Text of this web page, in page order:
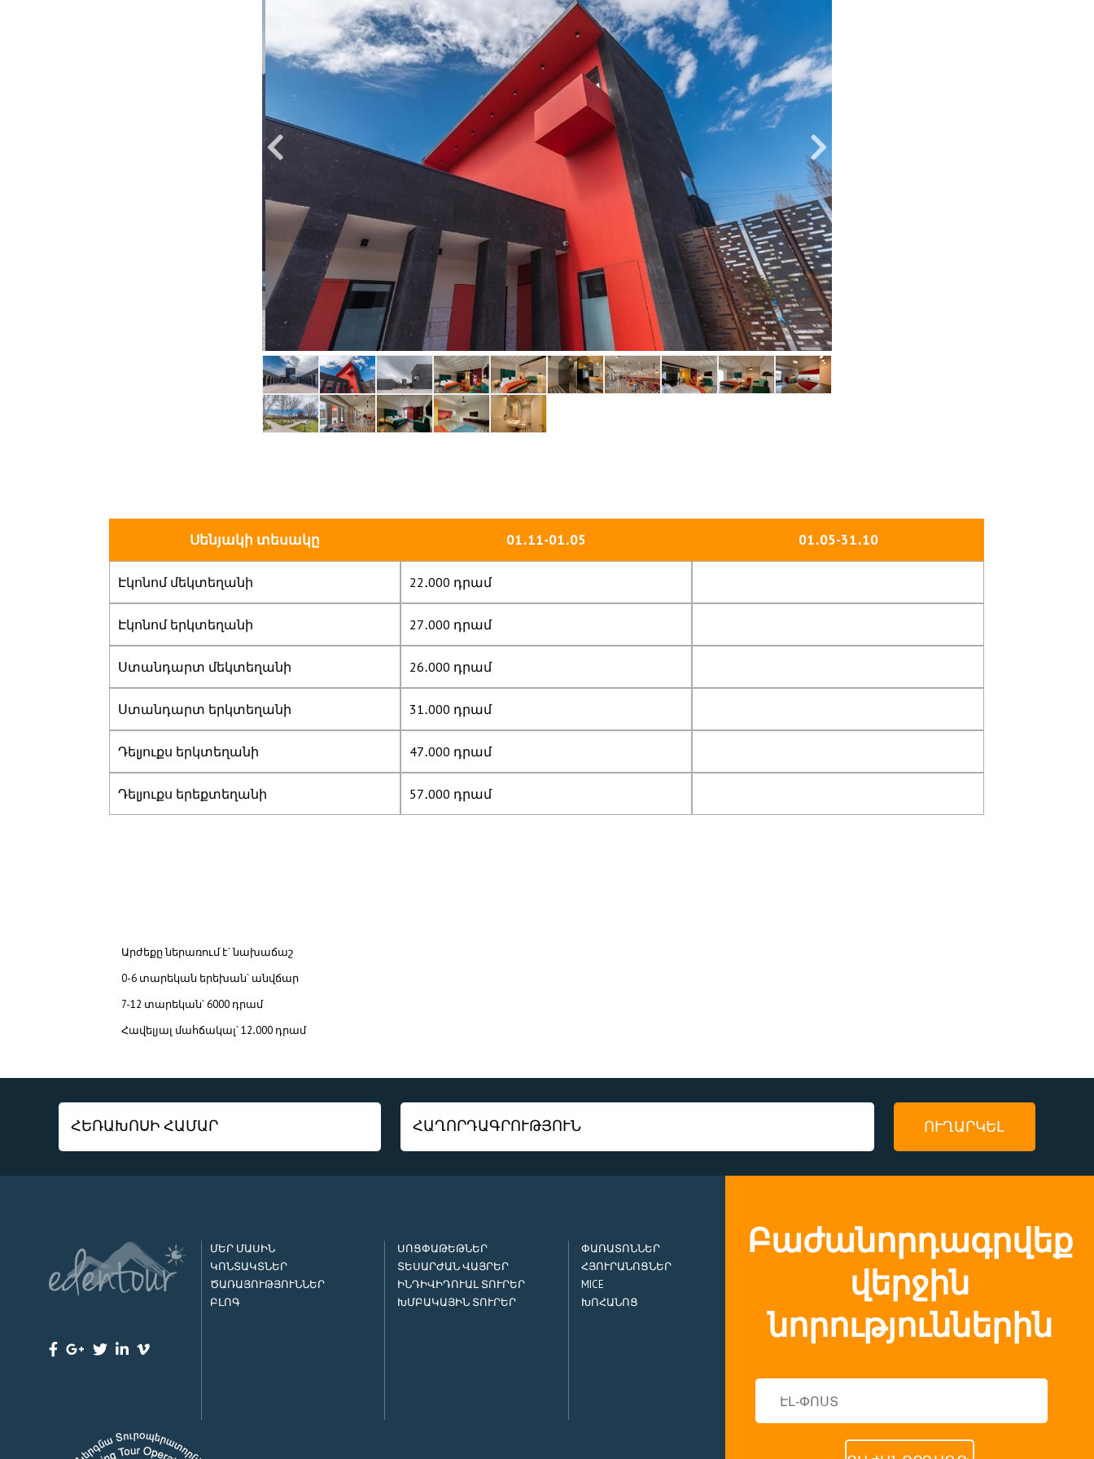
Սենյակի տեսակը 01․11-01․05 01․05-31․10
Էկոնոմ մեկտեղանի 22․000 դրամ
Էկոնոմ երկտեղանի 27․000 դրամ
Ստանդարտ մեկտեղանի 26․000 դրամ
Ստանդարտ երկտեղանի 31․000 դրամ
Դելյուքս երկտեղանի 47․000 դրամ
Դելյուքս երեքտեղանի 57․000 դրամ
Արժեքը ներառում է՝ նախաճաշ
0-6 տարեկան երեխան՝ անվճար
7-12 տարեկան՝ 6000 դրամ
Հավելյալ մահճակալ՝ 12․000 դրամ
Բաժանորդագրվեք
վերջին
նորություններին
ՄԵՐ ՄԱՍԻՆ
ԿՈՆՏԱԿՏՆԵՐ
ԾԱՌԱՅՈՒԹՅՈՒՆՆԵՐ
ԲԼՈԳ
ՍՈՑՓԱԹԵԹՆԵՐ
ՏԵՍԱՐԺԱՆ ՎԱՅՐԵՐ
ԻՆԴԻՎԻԴՈՒԱԼ ՏՈՒՐԵՐ
ԽՄԲԱԿԱՅԻՆ ՏՈՒՐԵՐ
ՓԱՌԱՏՈՆՆԵՐ
ՀՅՈՒՐԱՆՈՑՆԵՐ
MICE
ԽՈՀԱՆՈՑ